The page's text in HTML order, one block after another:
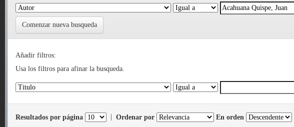
Comenzar nueva busqueda
Añadir filtros:
Usa los filtros para afinar la busqueda.
Resultados por página Ordenar por En orden